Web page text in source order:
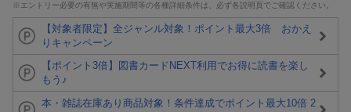
※エントリー必要の有無や実施期間等の各種詳細条件は、必ず各説明頁でご確認ください。
【対象者限定】全ジャンル対象！ポイント最大3倍 おかえ
りキャンペーン
【ポイント3倍】図書カードNEXT利用でお得に読書を楽し
もう♪
本・雑誌在庫あり商品対象！条件達成でポイント最大10倍 2